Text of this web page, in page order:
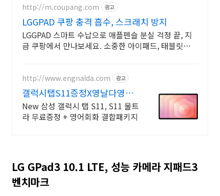
http://m.coupang.com 광고
LGGPAD 쿠팡 충격 흡수, 스크래치 방지
LGGPAD 스마트 수납으로 애플펜슬 분실 걱정 끝, 지
금 쿠팡에서 만나보세요. 소중한 아이패드, 태블릿케이
http://www.engnalda.com 광고
갤럭시탭S11증정X영날다영어
WI-FI, 5G 모델 출시
New 삼성 갤럭시 탭 S11, S11 울트
라 무료증정 + 영어회화 결합패키지
LG GPad3 10.1 LTE, 성능 카메라 지패드3
벤치마크